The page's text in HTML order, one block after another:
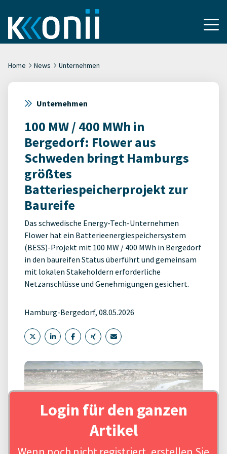
Home News Unternehmen
Unternehmen
100 MW / 400 MWh in
Bergedorf: Flower aus
Schweden bringt Hamburgs
größtes
Batteriespeicherprojekt zur
Baureife
Das schwedische Energy-Tech-Unternehmen
Flower hat ein Batterieenergiespeichersystem
(BESS)-Projekt mit 100 MW / 400 MWh in Bergedorf
in den baureifen Status überführt und gemeinsam
mit lokalen Stakeholdern erforderliche
Netzanschlüsse und Genehmigungen gesichert.
Hamburg-Bergedorf, 08.05.2026
Login für den ganzen
Artikel